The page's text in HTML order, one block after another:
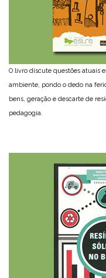
O livro discute questões atuais
ambiente, pondo o dedo na
bens, geração e descarte de
pedagogia.